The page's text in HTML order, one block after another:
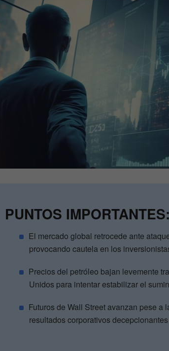
PUNTOS IMPORTANTES:
El mercado global retrocede ante
provocando cautela en los
Precios del petróleo bajan levemente
Unidos para intentar estabilizar el
Futuros de Wall Street avanzan pese
resultados corporativos